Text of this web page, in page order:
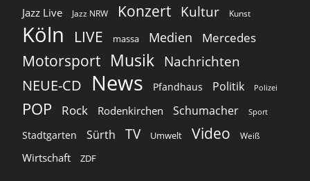
Jazz Live Jazz NRW Konzert Kultur Kunst
Köln LIVE massa Medien Mercedes
Motorsport Musik Nachrichten
NEUE-CD
News Pfandhaus Politik Polizei
POP Rock Rodenkirchen Schumacher Sport
Stadtgarten Sürth TV Umwelt Video Weiß
Wirtschaft ZDF